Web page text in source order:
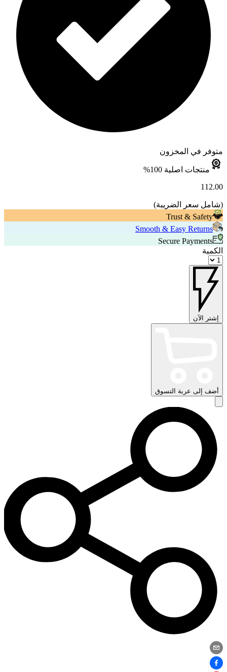
متوفر في المخزون
منتجات اصلية 100%
112.00
(شامل سعر الضريبة)
Trust & Safety
Smooth & Easy Returns
Secure Payments
الكمية
إشتر الآن
أضف إلى عربة التسوق